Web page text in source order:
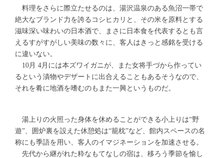
料理をさらに際立たせるのは、湯沢温泉のある魚沼一帯で
絶大なブランド力を誇るコシヒカリと、その米を原料とする
滋味深い味わいの日本酒で、まさに日本食を代表するとも言
えるすがすがしい美味の数々に、客人はきっと感銘を受ける
に違いない。
10月 4月には本ズワイガニが、また女将手づから作ってい
るという漬物やデザートに出合えることもあるそうなので、
それを肴に地酒を嗜むのもまた一興というものだ。
湯上りの火照った身体を休めることができる小上りは“野
遊”、囲炉裏を設えた休憩処は“籠枕”など、館内スペースの名
称にも季語を用い、客人のイマジネーションを加速させる。
先代から継がれた粋なもてなしの宿は、移ろう季節を愉し